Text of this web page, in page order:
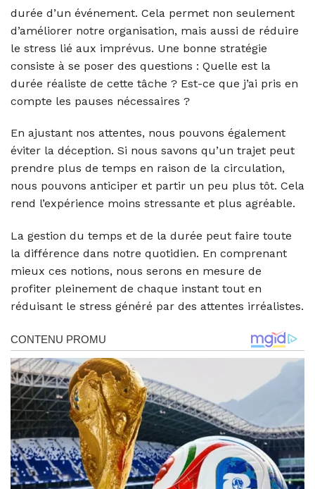
durée d’un événement. Cela permet non seulement
d’améliorer notre organisation, mais aussi de réduire
le stress lié aux imprévus. Une bonne stratégie
consiste à se poser des questions : Quelle est la
durée réaliste de cette tâche ? Est-ce que j’ai pris en
compte les pauses nécessaires ?
En ajustant nos attentes, nous pouvons également
éviter la déception. Si nous savons qu’un trajet peut
prendre plus de temps en raison de la circulation,
nous pouvons anticiper et partir un peu plus tôt. Cela
rend l’expérience moins stressante et plus agréable.
La gestion du temps et de la durée peut faire toute
la différence dans notre quotidien. En comprenant
mieux ces notions, nous serons en mesure de
profiter pleinement de chaque instant tout en
réduisant le stress généré par des attentes irréalistes.